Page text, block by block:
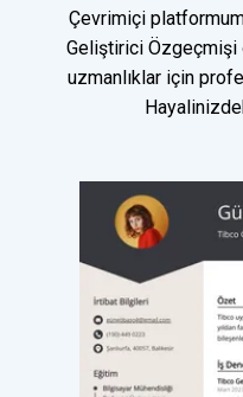
Çevrimiçi
Geliştirici Özgeçmişi
uzmanlıklar için